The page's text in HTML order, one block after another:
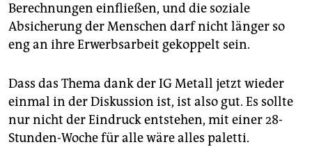
Berechnungen einfließen, und die soziale
Absicherung der Menschen darf nicht länger so
eng an ihre Erwerbsarbeit gekoppelt sein.
Dass das Thema dank der IG Metall jetzt wieder
einmal in der Diskussion ist, ist also gut. Es sollte
nur nicht der Eindruck entstehen, mit einer 28-
Stunden-Woche für alle wäre alles paletti.